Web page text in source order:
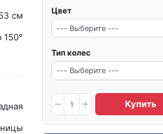
Цвет
Тип колес
Купить
см
150°